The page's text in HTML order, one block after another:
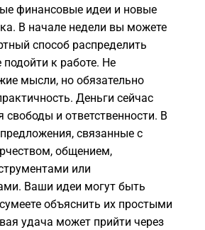
финансовые идеи и новые
В начале недели вы можете
способ распределить
к работе. Не
мысли, но обязательно
Деньги сейчас
свободы и ответственности. В
связанные с
общением,
или
Ваши идеи могут быть
объяснить их простыми
удача может прийти через